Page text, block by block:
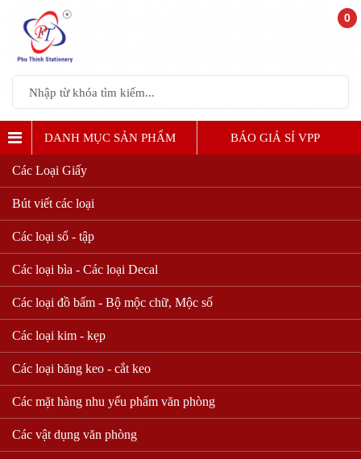
DANH MỤC SẢN PHẨM BÁO GIẢ SỈ VPP
Các Loại Giấy
Bút viết các loại
Các loại sổ - tập
Các loại bìa - Các loại Decal
Các loại đồ bấm - Bộ mộc chữ, Mộc số
Các loại kim - kẹp
Các loại băng keo - cắt keo
Các mặt hàng nhu yếu phẩm văn phòng
Các vật dụng văn phòng
0